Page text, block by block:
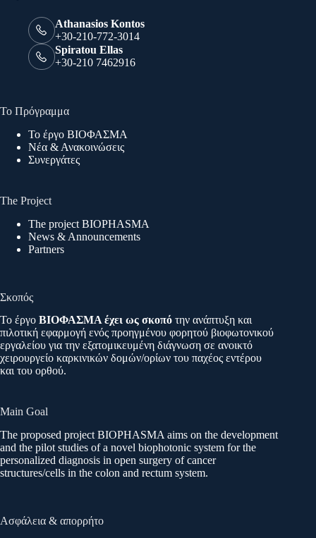
Athanasios Kontos
+30-210-772-3014
Spiratou Ellas
+30-210 7462916
Το Πρόγραμμα
Το έργο ΒΙΟΦΑΣΜΑ
Νέα & Ανακοινώσεις
Συνεργάτες
The Project
The project BIOPHASMA
News & Announcements
Partners
Σκοπός
Το έργο ΒΙΟΦΑΣΜΑ έχει ως σκοπό την ανάπτυξη και
πιλοτική εφαρμογή ενός προηγμένου φορητού βιοφωτονικού
εργαλείου για την εξατομικευμένη διάγνωση σε ανοικτό
χειρουργείο καρκινικών δομών/ορίων του παχέος εντέρου
και του ορθού.
Main Goal
The proposed project BIOPHASMA aims on the development
and the pilot studies of a novel biophotonic system for the
personalized diagnosis in open surgery of cancer
structures/cells in the colon and rectum system.
Ασφάλεια & απορρήτο